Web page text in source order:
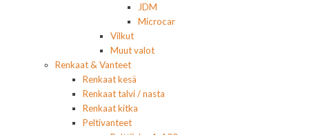
JDM
Microcar
Vilkut
Muut valot
Renkaat & Vanteet
Renkaat kesä
Renkaat talvi / nasta
Renkaat kitka
Peltivanteet